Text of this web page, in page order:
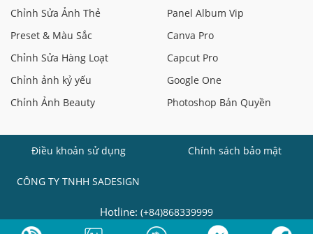
Chỉnh Sửa Ảnh Thẻ
Preset & Màu Sắc
Chỉnh Sửa Hàng Loạt
Chỉnh ảnh kỷ yếu
Chỉnh Ảnh Beauty
Panel Album Vip
Canva Pro
Capcut Pro
Google One
Photoshop Bản Quyền
Điều khoản sử dụng Chính sách bảo mật
CÔNG TY TNHH SADESIGN
Hotline: (+84)868339999